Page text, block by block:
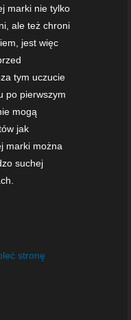
marki nie tylko
ale też chroni
jest więc
tym uczucie
po pierwszym
mogą
jak
marki można
suchej
stronę